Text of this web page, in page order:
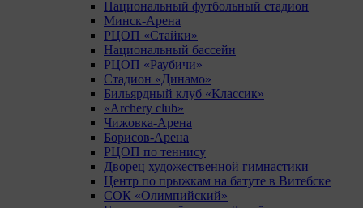
Национальный футбольный стадион
Минск-Арена
РЦОП «Стайки»
Национальный бассейн
РЦОП «Раубичи»
Стадион «Динамо»
Бильярдный клуб «Классик»
«Archery club»
Чижовка-Арена
Борисов-Арена
РЦОП по теннису
Дворец художественной гимнастики
Центр по прыжкам на батуте в Витебске
СОК «Олимпийский»